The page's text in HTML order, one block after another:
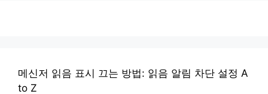
메신저 읽음 표시 끄는 방법: 읽음 알림 차단 설정 A
to Z